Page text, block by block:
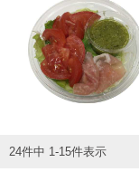
24件中 1-15件表示